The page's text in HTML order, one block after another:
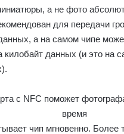
а не фото
для передачи
а на самом чипе
килобайт данных (и это на
чип мгновенно. Более